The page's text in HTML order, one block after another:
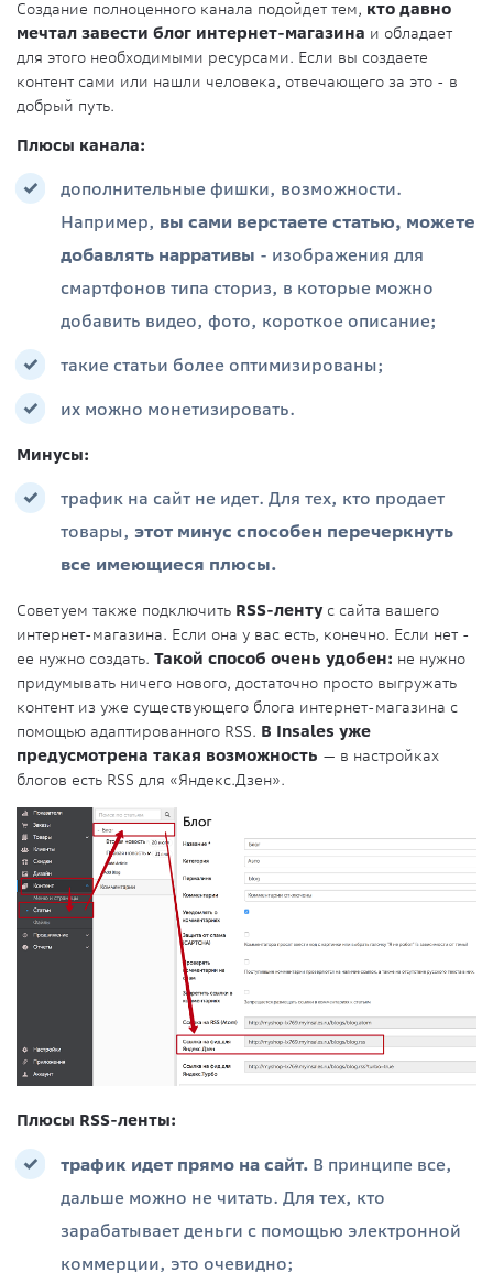
Создание полноценного канала подойдет тем, кто давно
мечтал завести блог интернет-магазина и обладает
для этого необходимыми ресурсами. Если вы создаете
контент сами или нашли человека, отвечающего за это - в
добрый путь.
Плюсы канала:
дополнительные фишки, возможности.
Например, вы сами верстаете статью, можете
добавлять нарративы - изображения для
смартфонов типа сториз, в которые можно
добавить видео, фото, короткое описание;
такие статьи более оптимизированы;
их можно монетизировать.
Минусы:
трафик на сайт не идет. Для тех, кто продает
товары, этот минус способен перечеркнуть
все имеющиеся плюсы.
Советуем также подключить RSS-ленту с сайта вашего
интернет-магазина. Если она у вас есть, конечно. Если нет -
ее нужно создать. Такой способ очень удобен: не нужно
придумывать ничего нового, достаточно просто выгружать
контент из уже существующего блога интернет-магазина с
помощью адаптированного RSS. В Insales уже
предусмотрена такая возможность — в настройках
блогов есть RSS для «Яндекс.Дзен».
Плюсы RSS-ленты:
трафик идет прямо на сайт. В принципе все,
дальше можно не читать. Для тех, кто
зарабатывает деньги с помощью электронной
коммерции, это очевидно;